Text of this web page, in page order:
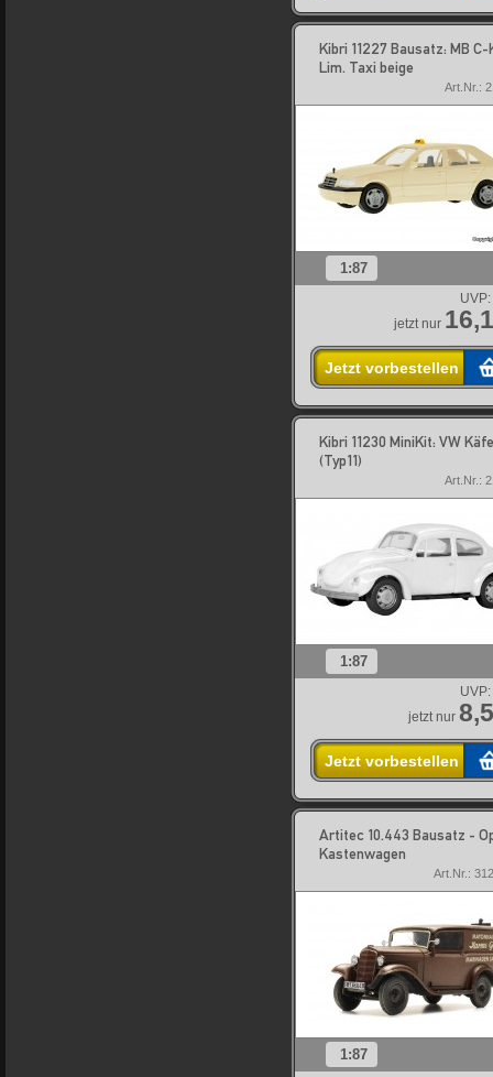
Kibri 11227 Bausatz: MB
Lim. Taxi beige
Art.Nr.:
1:87
UVP:
jetzt nur
Jetzt vorbestellen
Kibri 11230 MiniKit: VW
(Typ11)
Art.Nr.:
1:87
UVP:
jetzt nur
Jetzt vorbestellen
Artitec 10.443 Bausatz -
Kastenwagen
Art.Nr.:
1:87